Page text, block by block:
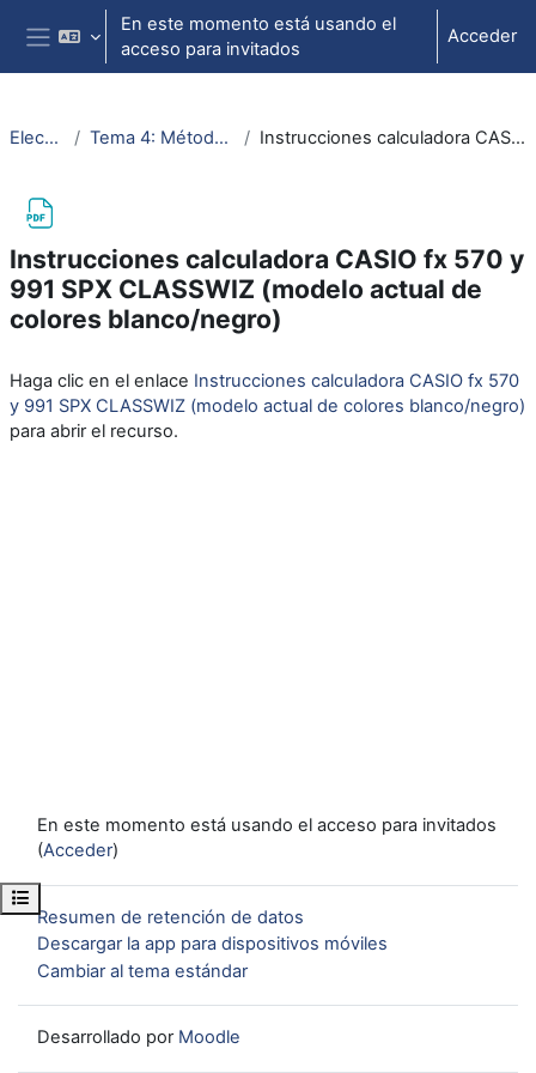
Salta al contenido principal
Panel lateral
En este momento está usando el
acceso para invitados
Acceder
Abrir índice del curso
ElectrotecniaAbierta Tema 4: Métodos de análisis de circuitos (nudos y mallas) Instrucciones calculadora CASIO fx 570 y 991 SPX CLASSWIZ (modelo actual de colores blanco/negro)
Instrucciones calculadora CASIO fx 570 y
991 SPX CLASSWIZ (modelo actual de
colores blanco/negro)
Haga clic en el enlace Instrucciones calculadora CASIO fx 570
y 991 SPX CLASSWIZ (modelo actual de colores blanco/negro)
para abrir el recurso.
En este momento está usando el acceso para invitados
(Acceder)
Resumen de retención de datos
Descargar la app para dispositivos móviles
Cambiar al tema estándar
Desarrollado por Moodle